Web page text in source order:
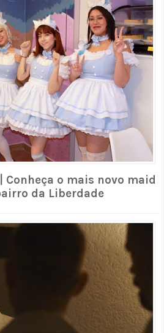
Conheça o mais novo maid
da Liberdade